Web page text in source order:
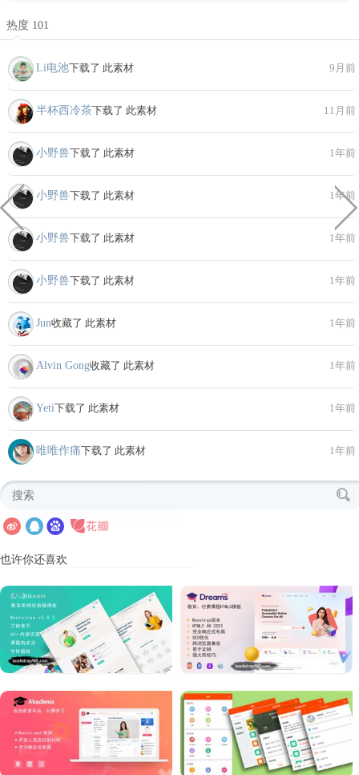
热度 101
Li电池下载了 此素材 9月前
半杯西冷茶下载了 此素材 11月前
小野兽下载了 此素材 1年前
小野兽下载了 此素材 1年前
小野兽下载了 此素材 1年前
小野兽下载了 此素材 1年前
Jun收藏了 此素材 1年前
Alvin Gong收藏了 此素材 1年前
Yeti下载了 此素材 1年前
唯唯作痛下载了 此素材 1年前
也许你还喜欢